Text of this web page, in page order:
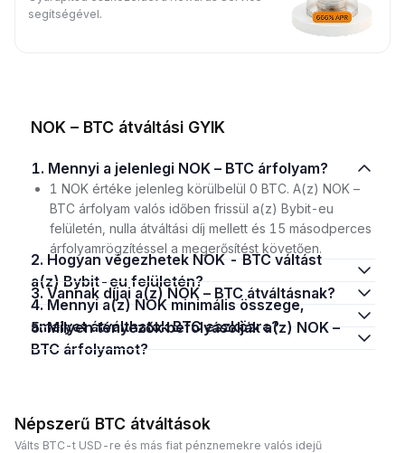
segítségével.
NOK – BTC átváltási GYIK
1. Mennyi a jelenlegi NOK – BTC árfolyam?
1 NOK értéke jelenleg körülbelül 0 BTC. A(z) NOK –
BTC árfolyam valós időben frissül a(z) Bybit-eu
felületén, nulla átváltási díj mellett és 15 másodperces
árfolyamrögzítéssel a megerősítést követően.
2. Hogyan végezhetek NOK - BTC váltást
a(z) Bybit-eu felületén?
3. Vannak díjai a(z) NOK – BTC átváltásnak?
4. Mennyi a(z) NOK minimális összege,
amelyet átválthatok BTC eszközre?
5. Milyen tényezők befolyásolják a(z) NOK –
BTC árfolyamot?
Népszerű BTC átváltások
Válts BTC-t USD-re és más fiat pénznemekre valós idejű